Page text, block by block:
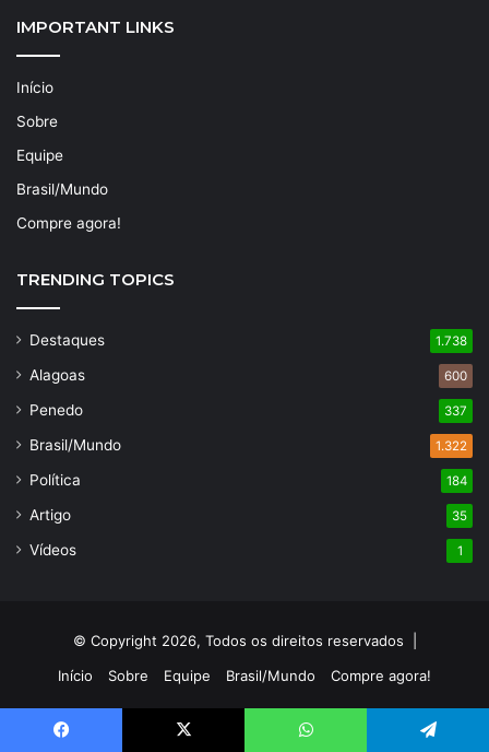
IMPORTANT LINKS
Início
Sobre
Equipe
Brasil/Mundo
Compre agora!
TRENDING TOPICS
Destaques 1.738
Alagoas 600
Penedo 337
Brasil/Mundo 1.322
Política 184
Artigo 35
Vídeos 1
© Copyright 2026, Todos os direitos reservados |
Início
Sobre Equipe Brasil/Mundo Compre agora!
Facebook YouTubeInstagram